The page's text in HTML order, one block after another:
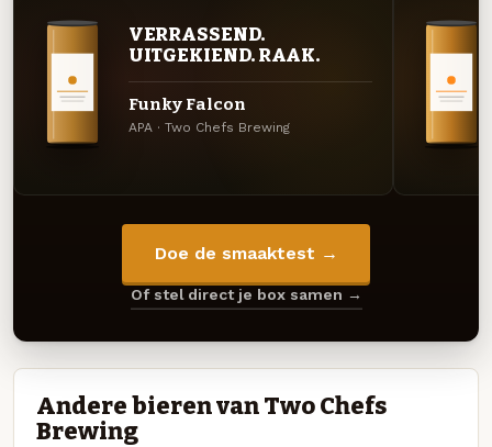
VERRASSEND.
UITGEKIEND. RAAK.
Funky Falcon
APA · Two Chefs Brewing
Doe de smaaktest →
Of stel direct je box samen →
Andere bieren van Two Chefs
Brewing